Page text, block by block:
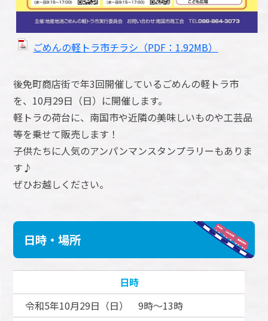
ごめんの軽トラ市チラシ（PDF：1.92MB）
後免町商店街で年3回開催しているごめんの軽トラ市
を、10月29日（日）に開催します。
軽トラの荷台に、南国市や近隣の美味しいものや工芸品
等を乗せて販売します！
子供たちに人気のアンパンマンスタンプラリーもありま
す♪
ぜひお越しください。
日時・場所
日時
令和5年10月29日（日） 9時～13時